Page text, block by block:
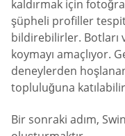
kaldırmak için
şüpheli profiller
bildirebilirler. Botları
koymayı amaçlıyor.
deneylerden
topluluğuna
Bir sonraki adım,